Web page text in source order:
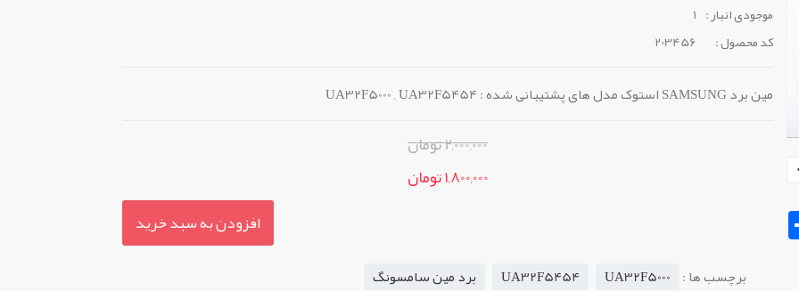
موجودی انبار : 1
کد محصول :
203456
مین برد SAMSUNG استوک مدل های پشتیبانی شده : UA32F5000 , UA32F5454
2,000,000 تومان
1,800,000 تومان
افزودن به سبد خرید
برچسب ها : UA32F5000
UA32F5454 برد مین سامسونگ